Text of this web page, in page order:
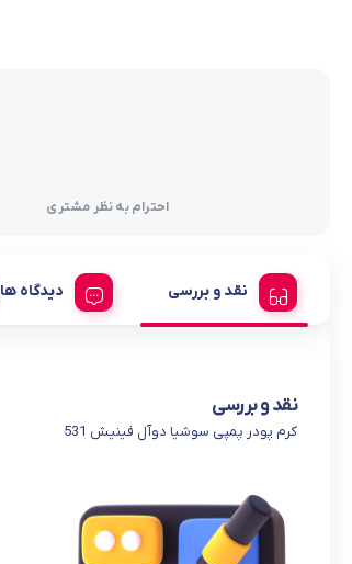
احترام به نظر مشتری
نقد و بررسی دیدگاه ها
نقد و بررسی
کرم پودر پمپی سوشیا دوآل فینیش 531